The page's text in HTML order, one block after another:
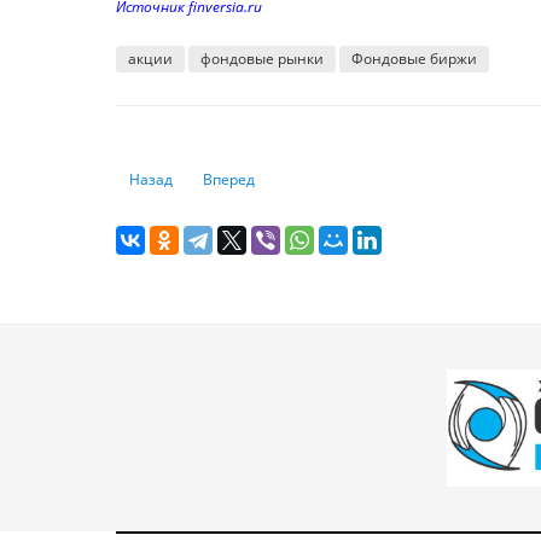
Источник finversia.ru
акции фондовые рынки Фондовые биржи
Предыдущий: Мировые рынки растут в ожидании
Назад Следующий: Валютный рынок в ожидании
Вперед